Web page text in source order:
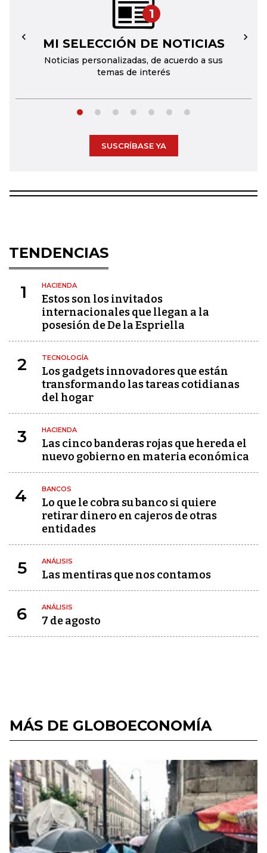
1
MI SELECCIÓN DE NOTICIAS
Noticias personalizadas, de acuerdo a sus
temas de interés
← →
SUSCRÍBASE YA
TENDENCIAS
1 HACIENDA
Estos son los invitados
internacionales que llegan a la
posesión de De la Espriella
2 TECNOLOGÍA
Los gadgets innovadores que están
transformando las tareas cotidianas
del hogar
3 HACIENDA
Las cinco banderas rojas que hereda el
nuevo gobierno en materia económica
4 BANCOS
Lo que le cobra su banco si quiere
retirar dinero en cajeros de otras
entidades
5 ANÁLISIS
Las mentiras que nos contamos
6 ANÁLISIS
7 de agosto
MÁS DE GLOBOECONOMÍA